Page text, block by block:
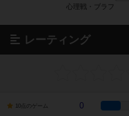
レーティング
10点のゲーム 0